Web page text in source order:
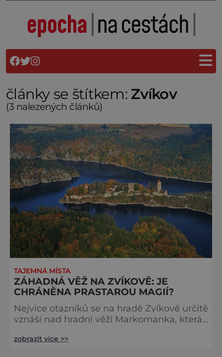
články se štítkem: Zvíkov
(3 nalezených článků)
TAJEMNÁ MÍSTA
ZÁHADNÁ VĚŽ NA ZVÍKOVĚ: JE
CHRÁNĚNA PRASTAROU MAGIÍ?
Nejvíce otazníků se na hradě Zvíkově určitě
vznáší nad hradní věží Markomanka, která
klenotů. Právě tady mají být nejsilnější
zobrazit více >>